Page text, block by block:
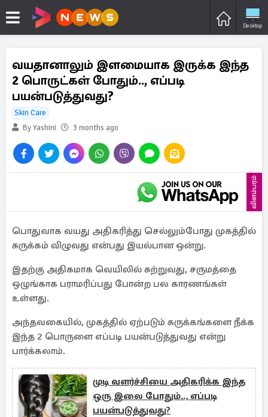
Desktop
வயதானாலும் இளமையாக இருக்க இந்த
2 பொருட்கள் போதும்.., எப்படி
பயன்படுத்துவது?
Skin Care
By Yashini
3 months ago
விளம்பரம்
பொதுவாக வயது அதிகரித்து செல்லும்போது முகத்தில்
சுருக்கம் விழுவது என்பது இயல்பான ஒன்று.
இதற்கு அதிகமாக வெயிலில் சுற்றுவது, சருமத்தை
ஒழுங்காக பராமரிப்பது பாேன்ற பல காரணங்கள்
உள்ளது.
அந்தவகையில், முகத்தில் ஏற்படும் சுருக்கங்களை நீக்க
இந்த 2 பொருளை எப்படி பயன்படுத்துவது என்று
பார்க்கலாம்.
முடி வளர்ச்சியை அதிகரிக்க இந்த
ஒரு இலை போதும்.., எப்படி
பயன்படுத்துவது?